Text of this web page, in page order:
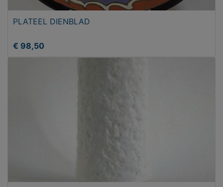
PLATEEL DIENBLAD
€ 98,50